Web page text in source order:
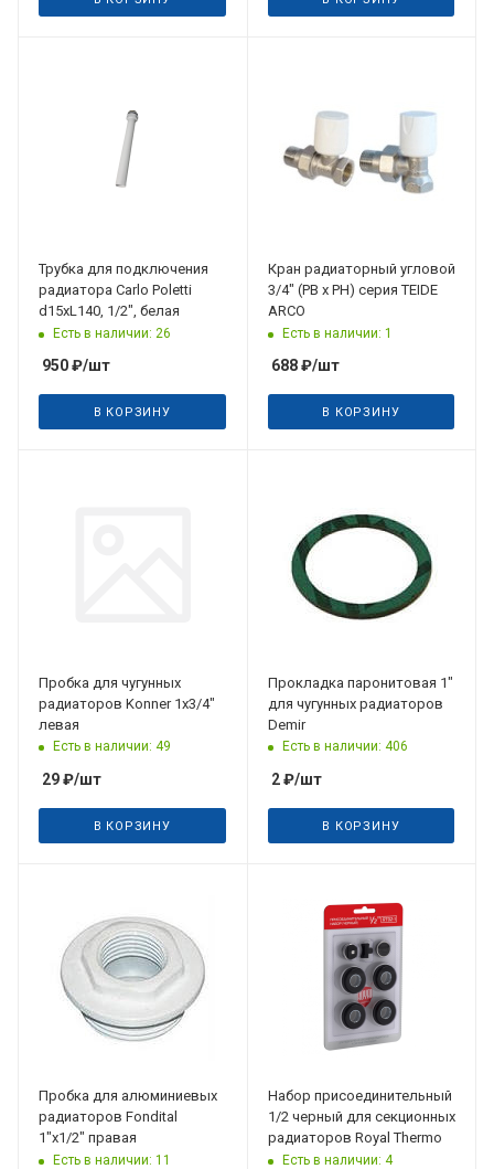
Трубка для подключения
радиатора Carlo Poletti
d15хL140, 1/2", белая
Есть в наличии: 26
950₽/шт
В КОРЗИНУ
Кран радиаторный угловой
3/4" (РВ х РН) серия TEIDE
ARCO
Есть в наличии: 1
688₽/шт
В КОРЗИНУ
Пробка для чугунных
радиаторов Konner 1х3/4"
левая
Есть в наличии: 49
29₽/шт
В КОРЗИНУ
Прокладка паронитовая 1"
для чугунных радиаторов
Demir
Есть в наличии: 406
2₽/шт
В КОРЗИНУ
Пробка для алюминиевых
радиаторов Fondital
1"х1/2" правая
Есть в наличии: 11
Набор присоединительный
1/2 черный для секционных
радиаторов Royal Thermo
Есть в наличии: 4